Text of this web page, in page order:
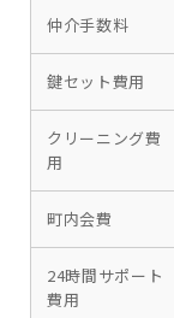
仲介手数料
鍵セット費用
クリーニング費
用
町内会費
24時間サポート
費用